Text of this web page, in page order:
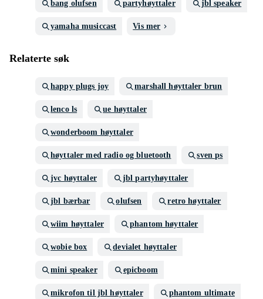
bang olufsen partyhøyttaler jbl speaker
yamaha musiccast Vis mer
Relaterte søk
happy plugs joy marshall høyttaler brun
lenco ls ue høyttaler
wonderboom høyttaler
høyttaler med radio og bluetooth sven ps
jvc høyttaler jbl partyhøyttaler
jbl bærbar olufsen retro høyttaler
wiim høyttaler phantom høyttaler
wobie box devialet høyttaler
mini speaker epicboom
mikrofon til jbl høyttaler phantom ultimate